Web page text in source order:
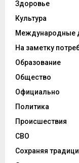
Здоровье
Культура
Международные
На заметку
Образование
Общество
Официально
Политика
Происшествия
СВО
Сохраняя